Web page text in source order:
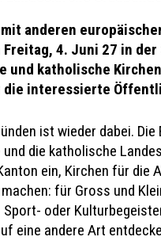
anderen
Freitag, 4. Juni 27 in der
und katholische
die interessierte
ist wieder dabei. Die
die katholische
ein, Kirchen für die
für Gross und
Sport- oder
eine andere Art